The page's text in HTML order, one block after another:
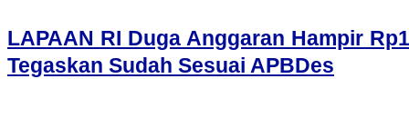
LAPAAN RI Duga Anggaran Hampir
Tegaskan Sudah Sesuai APBDes